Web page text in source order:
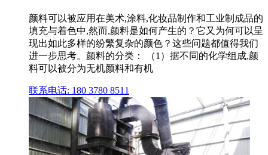
颜料可以被应用在美术,涂料,化妆品制作和工业制成品的
填充与着色中,然而,颜料是如何产生的？它又为何可以呈
现出如此多样的纷繁复杂的颜色？这些问题都值得我们
进一步思考。颜料的分类： （1）据不同的化学组成,颜
料可以被分为无机颜料和有机
联系电话: 180 3780 8511